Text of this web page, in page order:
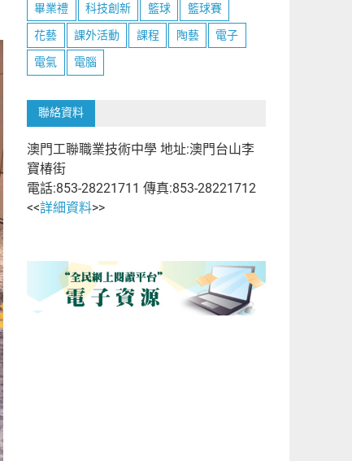
畢業禮 科技創新 籃球 籃球賽
花藝 課外活動 課程 陶藝 電子
電氣 電腦
聯絡資料
澳門工聯職業技術中學 地址:澳門台山李
寶椿街
電話:853-28221711 傳真:853-28221712
<<詳細資料>>